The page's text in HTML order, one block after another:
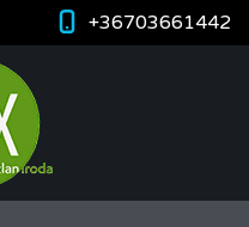
+36703661442